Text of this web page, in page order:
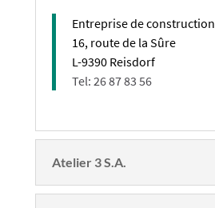
Entreprise de construction
16, route de la Sûre
L-9390 Reisdorf
Tel: 26 87 83 56
Atelier 3 S.A.